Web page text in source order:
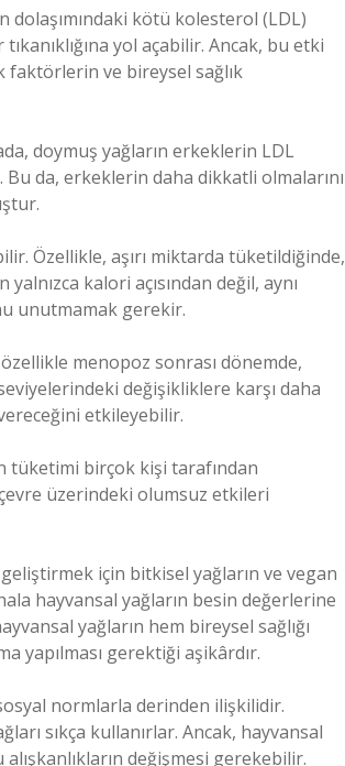
dolaşımındaki kötü kolesterol (LDL)
yol açabilir. Ancak, bu etki
faktörlerin ve bireysel sağlık
doymuş yağların erkeklerin LDL
da, erkeklerin daha dikkatli olmalarını
Özellikle, aşırı miktarda tüketildiğinde,
kalori açısından değil, aynı
unutmamak gerekir.
özellikle menopoz sonrası dönemde,
değişikliklere karşı daha
etkileyebilir.
tüketimi birçok kişi tarafından
üzerindeki olumsuz etkileri
için bitkisel yağların ve vegan
hayvansal yağların besin değerlerine
yağların hem bireysel sağlığı
yapılması gerektiği aşikârdır.
normlarla derinden ilişkilidir.
sıkça kullanırlar. Ancak, hayvansal
değişmesi gerekebilir.